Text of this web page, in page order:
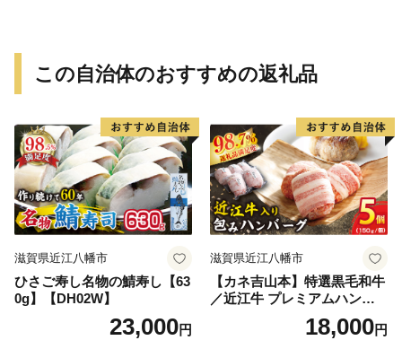
この自治体のおすすめの返礼品
滋賀県近江八幡市
ひさご寿し名物の鯖寿し【63
0g】【DH02W】
23,000円
滋賀県近江八幡市
【カネ吉山本】特選黒毛和牛
／近江牛 プレミアムハンバ
ーグ 5個箱入【750ｇ（約150
ｇ×5個）】【Y095W】
18,000円